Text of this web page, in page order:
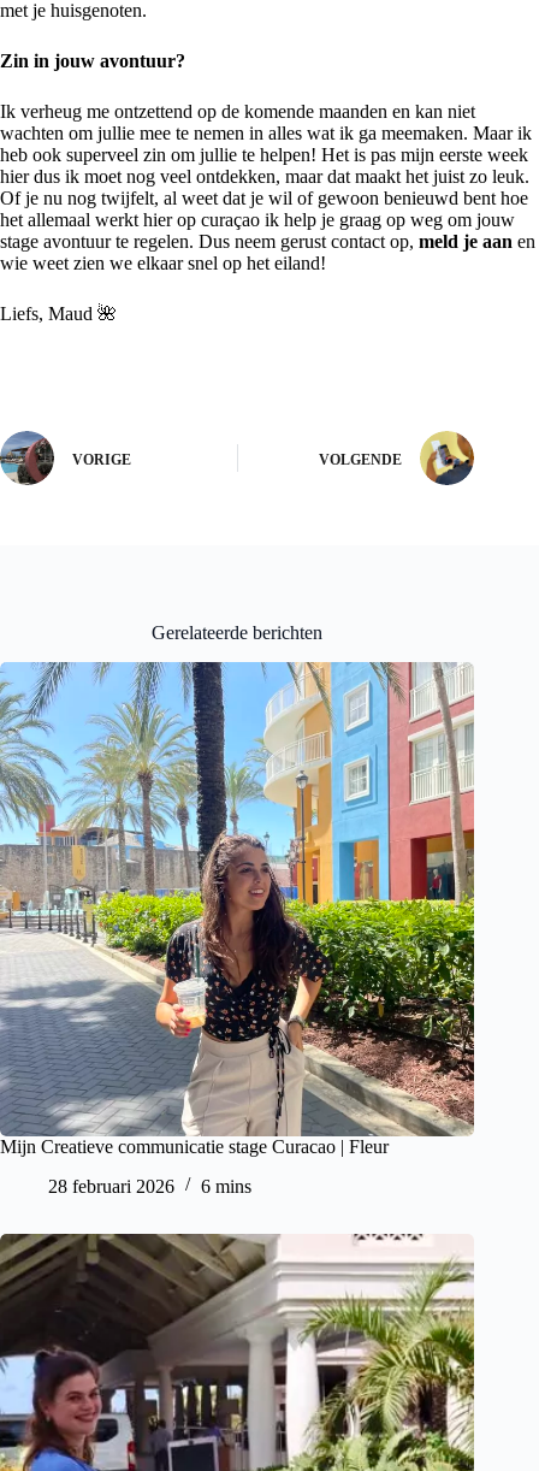
met je huisgenoten.
Zin in jouw avontuur?
Ik verheug me ontzettend op de komende maanden en kan niet
wachten om jullie mee te nemen in alles wat ik ga meemaken. Maar ik
heb ook superveel zin om jullie te helpen! Het is pas mijn eerste week
hier dus ik moet nog veel ontdekken, maar dat maakt het juist zo leuk.
Of je nu nog twijfelt, al weet dat je wil of gewoon benieuwd bent hoe
het allemaal werkt hier op curaçao ik help je graag op weg om jouw
stage avontuur te regelen. Dus neem gerust contact op, meld je aan en
wie weet zien we elkaar snel op het eiland!
Liefs, Maud 🌺
VORIGE VOLGENDE
Gerelateerde berichten
Mijn Creatieve communicatie stage Curacao | Fleur
28 februari 2026
6 mins